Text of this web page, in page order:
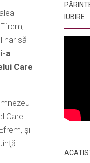
har să
a
Care
Care
şi
IUBIRE